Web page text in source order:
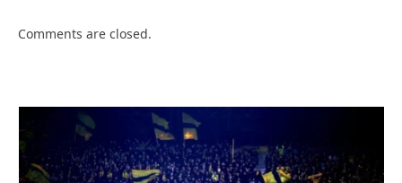
Comments are closed.